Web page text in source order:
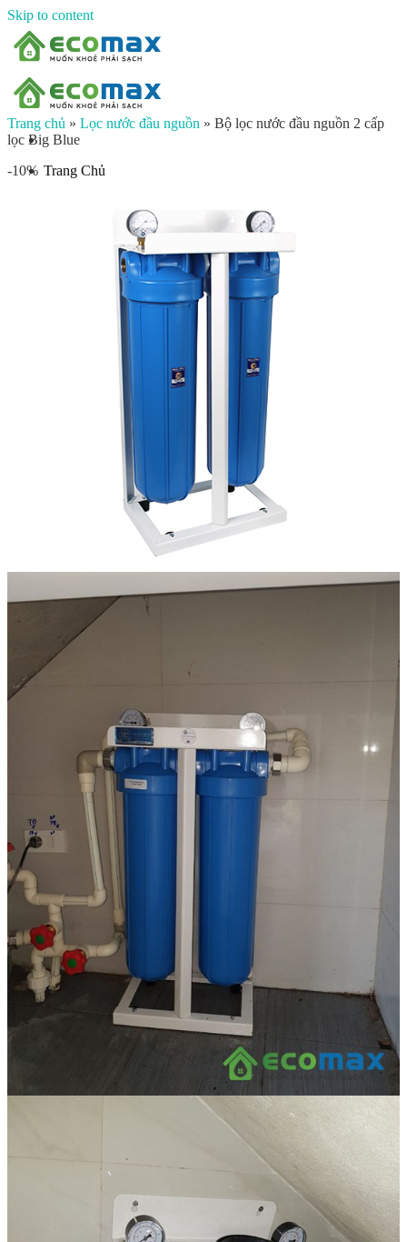
Skip to content
Trang Chủ
Lọc nước đầu nguồn
Lọc tổng chung cư
Lọc tổng biệt thự
Lọc nước giếng khoan
Lọc tổng sinh hoạt
Đèn UV diệt khuẩn
Máy lọc nước gia đình
Máy lọc nước ion kiềm công nghiệp
Máy lọc nước ion kiềm gia đình
Máy lọc nước công nghiệp
Xử lý nước công nghiệp
Vật liệu lọc nước
Linh kiện
Kiến Thức Chia sẻ
Tư Vấn Giải Pháp
Tìm kiếm:
Trang chủ » Lọc nước đầu nguồn » Bộ lọc nước đầu nguồn 2 cấp
lọc Big Blue
-10%